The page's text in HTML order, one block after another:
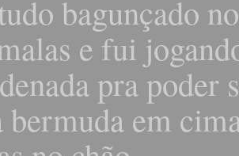
bagunçado
e fui
pra poder
em